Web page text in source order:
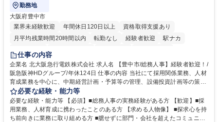
勤務地
大阪府豊中市
業界未経験歓迎
年間休日120日以上
資格取得支援あり
月平均残業時間20時間以内
転勤なし 経験者歓迎
駅ナカ
退職金あり
土日祝休み
服装自由 昼食補助あり 食事補助あり
仕事の内容
企業名 北大阪急行電鉄株式会社 求人名 【豊中市/総務人事】経験者歓迎！/
阪急阪神HDグループ/年休124日 仕事の内容 当社にて採用関係業務、人材
育成業務を中心に、中期経営計画・予算等の管理、設備投資計画等の策
定、さらに社内の重要会議の運営等、経営の根幹となる幅広い総務人事業
務全般を担当していただきます。 【主な業務内容】 ■採用関係業務および
人材育成(社員研修)業務の推進 ■中期経営計画および予算等の管理 ■設備
投資計画等の策定 ■社内の重要会議の運営 ■その他総務人事業務全般 【入
必要な経験・能力等
必要な経験・能力等 【必須】■総務人事の実務経験がある方 【歓迎】■採
用業務、人材育成に携わったことのある方 【求める人物像】 ■探求心を持
ち前向きに業務に取り組める方 ■臆せずに部門・会社を超えたコミュニケ